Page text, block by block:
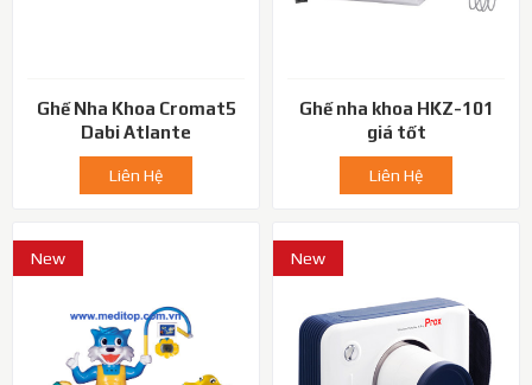
Ghế Nha Khoa Cromat5
Dabi Atlante
Liên Hệ
Ghế nha khoa HKZ-101
giá tốt
Liên Hệ
New New